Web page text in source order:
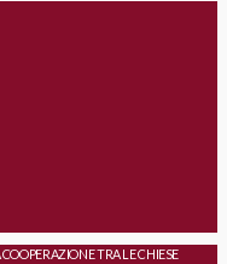
TRA LE CHIESE